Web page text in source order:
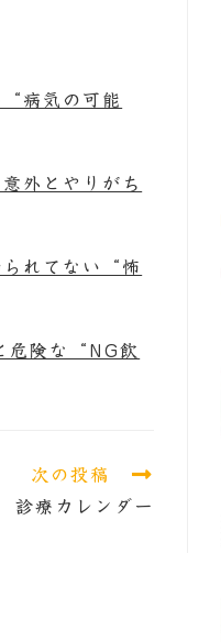
“病気の可能
外とやりがち
られてない“怖
危険な“NG飲
次の投稿
療カレンダー